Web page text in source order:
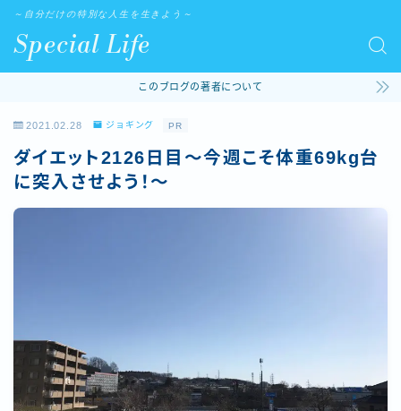
Special Life
～自分だけの特別な人生を生きよう～
このブログの著者について
2021.02.28 ジョギング PR
ダイエット2126日目～今週こそ体重69kg台
に突入させよう！～